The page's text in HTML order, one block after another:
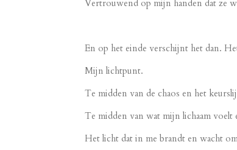
Vertrouwend op mijn handen dat ze
En op het einde verschijnt het dan.
Mijn lichtpunt.
Te midden van de chaos en het
Te midden van wat mijn lichaam
Het licht dat in me brandt en wacht